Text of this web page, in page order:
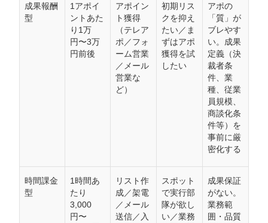
成果報酬
型
1アポイ
ントあた
り1万
円〜3万
円前後
アポイン
ト獲得
（テレア
ポ／フォ
ーム営業
／メール
営業な
ど）
初期リス
クを抑え
たい／ま
ずはアポ
獲得を試
したい
アポの
「質」が
ブレやす
い。成果
定義（決
裁者条
件、業
種、従業
員規模、
商談化条
件等）を
事前に厳
密化する
時間課金
型
1時間あ
たり
3,000
円〜
リスト作
成／架電
／メール
送信／入
スポット
で実行部
隊が欲し
い／業務
成果保証
がない。
業務範
囲・品質